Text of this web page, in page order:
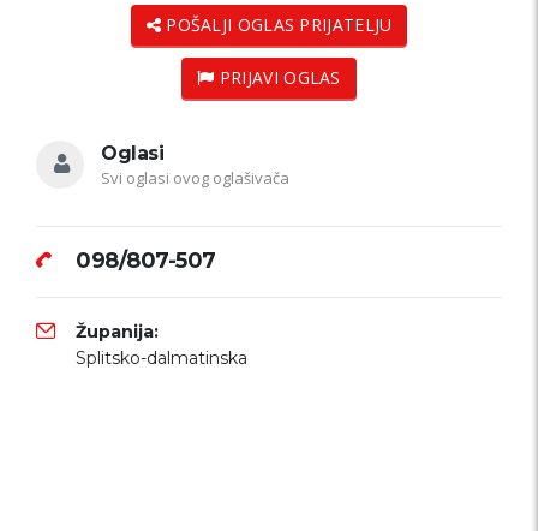
POŠALJI OGLAS PRIJATELJU
PRIJAVI OGLAS
Oglasi
Svi oglasi ovog oglašivača
098/807-507
Županija:
Splitsko-dalmatinska